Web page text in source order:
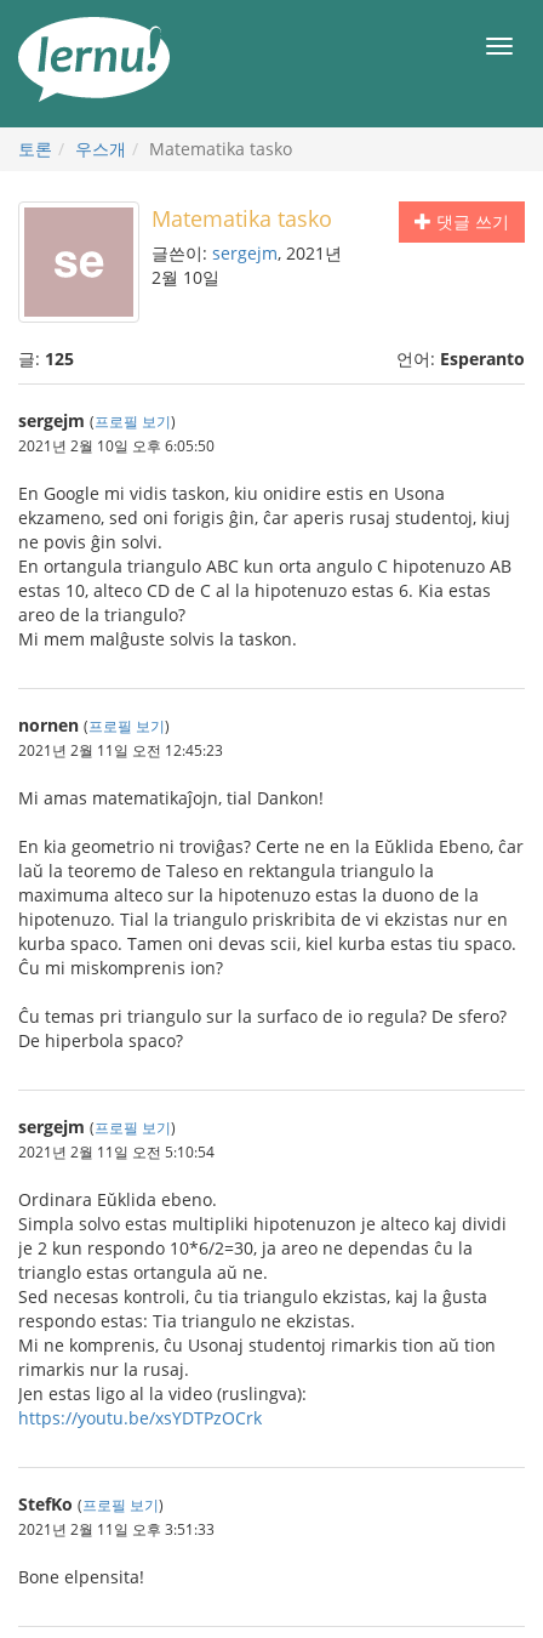
메
토론 우스개 Matematika tasko
댓글 쓰기
Matematika tasko
글쓴이: sergejm, 2021년
2월 10일
글: 125 언어: Esperanto
sergejm (프로필 보기)
2021년 2월 10일 오후 6:05:50
En Google mi vidis taskon, kiu onidire estis en Usona
ekzameno, sed oni forigis ĝin, ĉar aperis rusaj studentoj, kiuj
ne povis ĝin solvi.
En ortangula triangulo ABC kun orta angulo C hipotenuzo AB
estas 10, alteco CD de C al la hipotenuzo estas 6. Kia estas
areo de la triangulo?
Mi mem malĝuste solvis la taskon.
nornen (프로필 보기)
2021년 2월 11일 오전 12:45:23
Mi amas matematikaĵojn, tial Dankon!
En kia geometrio ni troviĝas? Certe ne en la Eŭklida Ebeno, ĉar
laŭ la teoremo de Taleso en rektangula triangulo la
maximuma alteco sur la hipotenuzo estas la duono de la
hipotenuzo. Tial la triangulo priskribita de vi ekzistas nur en
kurba spaco. Tamen oni devas scii, kiel kurba estas tiu spaco.
Ĉu mi miskomprenis ion?
Ĉu temas pri triangulo sur la surfaco de io regula? De sfero?
De hiperbola spaco?
sergejm (프로필 보기)
2021년 2월 11일 오전 5:10:54
Ordinara Eŭklida ebeno.
Simpla solvo estas multipliki hipotenuzon je alteco kaj dividi
je 2 kun respondo 10*6/2=30, ja areo ne dependas ĉu la
trianglo estas ortangula aŭ ne.
Sed necesas kontroli, ĉu tia triangulo ekzistas, kaj la ĝusta
respondo estas: Tia triangulo ne ekzistas.
Mi ne komprenis, ĉu Usonaj studentoj rimarkis tion aŭ tion
rimarkis nur la rusaj.
Jen estas ligo al la video (ruslingva):
https://youtu.be/xsYDTPzOCrk
StefKo (프로필 보기)
2021년 2월 11일 오후 3:51:33
Bone elpensita!